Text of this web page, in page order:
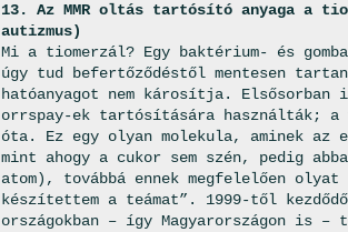
13. Az MMR oltás tartósító anyaga a
autizmus)
Mi a tiomerzál? Egy baktérium- és
úgy tud befertőződéstől mentesen
hatóanyagot nem károsítja. Elsősorban
orrspay-ek tartósítására használták; a
óta. Ez egy olyan molekula, aminek az
mint ahogy a cukor sem szén, pedig
atom), továbbá ennek megfelelően
készítettem a teámat”. 1999-től
országokban – így Magyarországon is